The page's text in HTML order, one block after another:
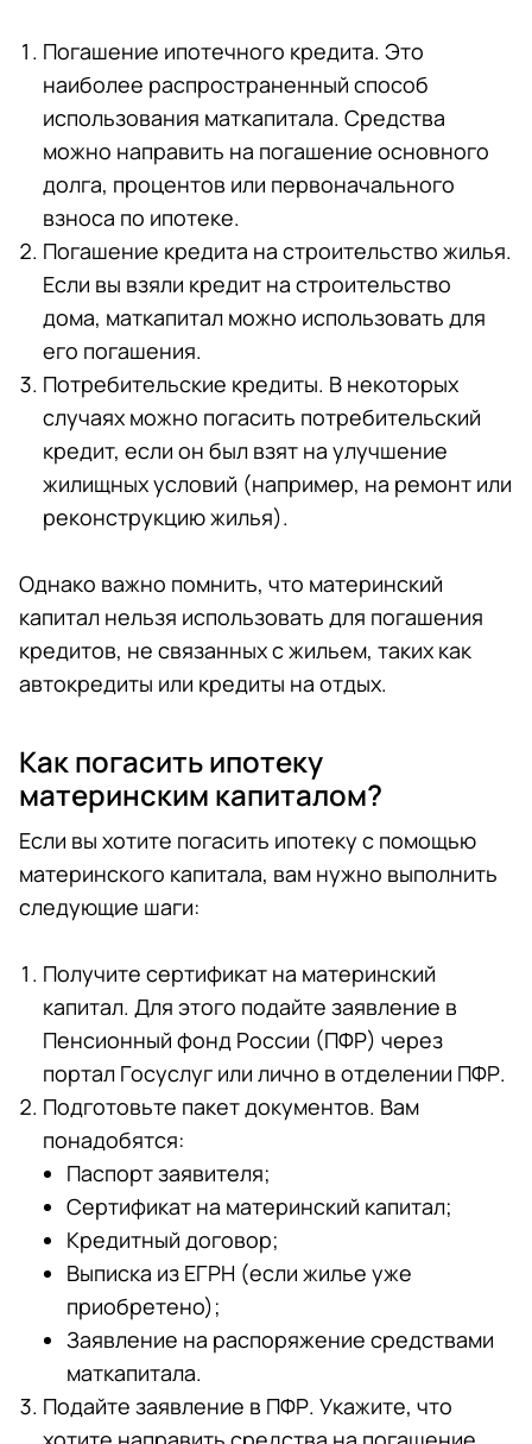
Погашение ипотечного кредита. Это
наиболее распространенный способ
использования маткапитала. Средства
можно направить на погашение основного
долга, процентов или первоначального
взноса по ипотеке.
Погашение кредита на строительство жилья.
Если вы взяли кредит на строительство
дома, маткапитал можно использовать для
его погашения.
Потребительские кредиты. В некоторых
случаях можно погасить потребительский
кредит, если он был взят на улучшение
жилищных условий (например, на ремонт или
реконструкцию жилья).
Однако важно помнить, что материнский
капитал нельзя использовать для погашения
кредитов, не связанных с жильем, таких как
автокредиты или кредиты на отдых.
Как погасить ипотеку
материнским капиталом?
Если вы хотите погасить ипотеку с помощью
материнского капитала, вам нужно выполнить
следующие шаги:
Получите сертификат на материнский
капитал. Для этого подайте заявление в
Пенсионный фонд России (ПФР) через
портал Госуслуг или лично в отделении ПФР.
Подготовьте пакет документов. Вам
понадобятся:
Паспорт заявителя;
Сертификат на материнский капитал;
Кредитный договор;
Выписка из ЕГРН (если жилье уже
приобретено);
Заявление на распоряжение средствами
маткапитала.
Подайте заявление в ПФР. Укажите, что